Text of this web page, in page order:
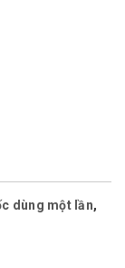
dùng một lần,